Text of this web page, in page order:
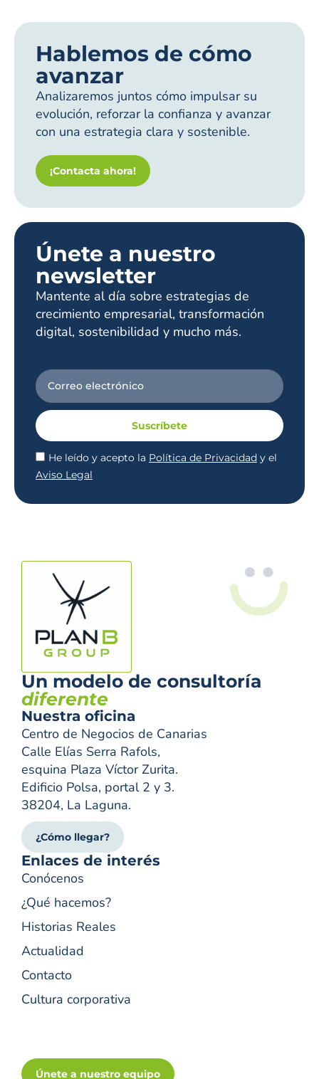
Hablemos de cómo
avanzar
Analizaremos juntos cómo impulsar su
evolución, reforzar la confianza y avanzar
con una estrategia clara y sostenible.
¡Contacta ahora!
Únete a nuestro
newsletter
Mantente al día sobre estrategias de
crecimiento empresarial, transformación
digital, sostenibilidad y mucho más.
He leído y acepto la Política de Privacidad y el
Aviso Legal
Suscríbete
Un modelo de consultoría
diferente
Nuestra oficina
Centro de Negocios de Canarias
Calle Elías Serra Rafols,
esquina Plaza Víctor Zurita.
Edificio Polsa, portal 2 y 3.
38204, La Laguna.
¿Cómo llegar?
Enlaces de interés
Conócenos
¿Qué hacemos?
Historias Reales
Actualidad
Contacto
Cultura corporativa
Únete a nuestro equipo